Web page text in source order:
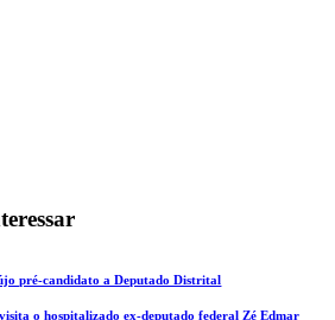
pré-candidato a Deputado Distrital
o hospitalizado ex-deputado federal Zé Edmar